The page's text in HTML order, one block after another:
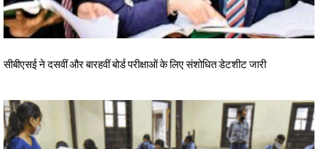
सीबीएसई ने दसवीं और बारहवीं बोर्ड परीक्षाओं के लिए संशोधित डेटशीट जारी